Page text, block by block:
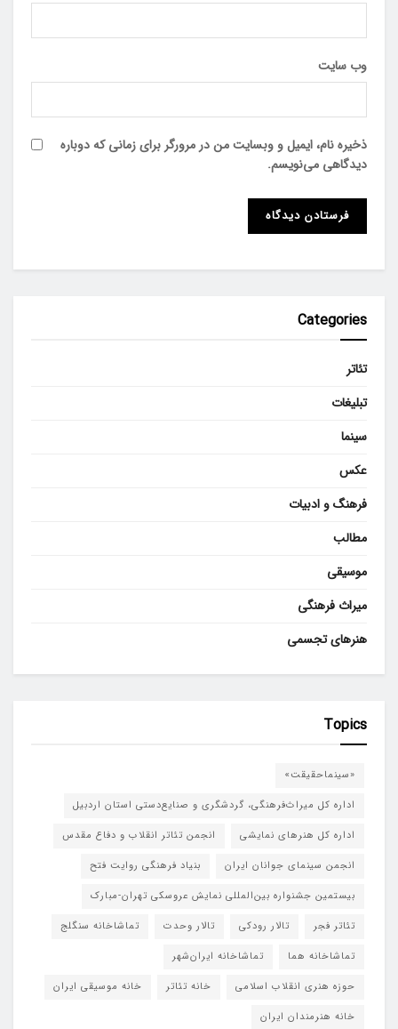
وب‌ سایت
ذخیره نام، ایمیل و وبسایت من در مرورگر برای زمانی که دوباره
دیدگاهی می‌نویسم.
Categories
تئاتر
تبلیغات
سینما
عکس
فرهنگ و ادبیات
مطالب
موسیقی
میراث فرهنگی
هنرهای تجسمی
Topics
«سینماحقیقت»
اداره کل میراث‌فرهنگی، گردشگری و صنایع‌دستی استان اردبیل
اداره کل هنرهای نمایشی
انجمن تئاتر انقلاب و دفاع مقدس
انجمن سینمای جوانان ایران
بنیاد فرهنگی روایت فتح
بیستمین جشنواره بین‌المللی نمایش عروسکی تهران-مبارک
تئاتر فجر
تالار رودکی تالار وحدت
تماشاخانه سنگلج
تماشاخانه هما
تماشاخانه‌ ایران‌شهر
حوزه هنری انقلاب اسلامی
خانه تئاتر
خانه موسیقی ایران
خانه هنرمندان ایران